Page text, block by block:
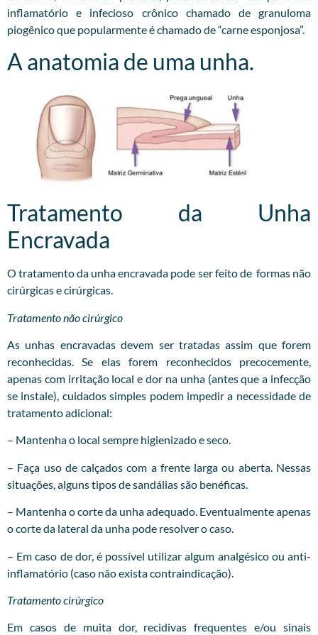
inflamatório e infecioso crônico chamado de granuloma
piogênico que popularmente é chamado de “carne esponjosa”.
A anatomia de uma unha.
Tratamento da Unha
Encravada
O tratamento da unha encravada pode ser feito de formas não
cirúrgicas e cirúrgicas.
Tratamento não cirúrgico
As unhas encravadas devem ser tratadas assim que forem
reconhecidas. Se elas forem reconhecidos precocemente,
apenas com irritação local e dor na unha (antes que a infecção
se instale), cuidados simples podem impedir a necessidade de
tratamento adicional:
– Mantenha o local sempre higienizado e seco.
– Faça uso de calçados com a frente larga ou aberta. Nessas
situações, alguns tipos de sandálias são benéficas.
– Mantenha o corte da unha adequado. Eventualmente apenas
o corte da lateral da unha pode resolver o caso.
– Em caso de dor, é possível utilizar algum analgésico ou anti-
inflamatório (caso não exista contraindicação).
Tratamento cirúrgico
Em casos de muita dor, recidivas frequentes e/ou sinais